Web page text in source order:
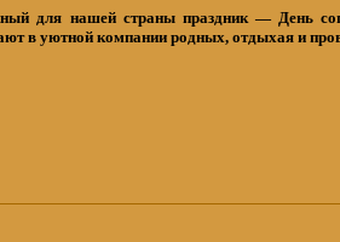
для нашей страны праздник — День
в уютной компании родных, отдыхая и